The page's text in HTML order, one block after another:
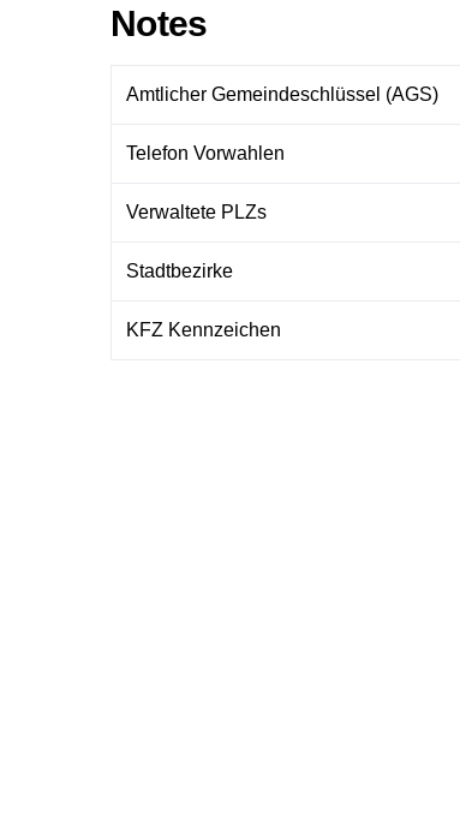
Notes
Amtlicher Gemeindeschlüssel (AGS)
Telefon Vorwahlen
Verwaltete PLZs
Stadtbezirke
KFZ Kennzeichen